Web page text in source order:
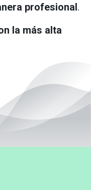
profesional.
la más alta